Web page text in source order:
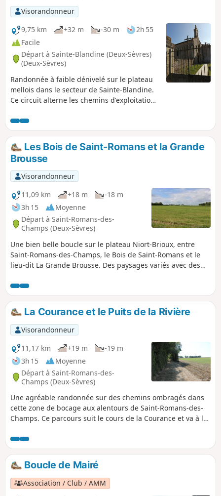
Visorandonneur
9,75 km
+32 m -30 m
2h 55
Facile
Départ à Sainte-Blandine (Deux-Sèvres)
(Deux-Sèvres)
Randonnée à faible dénivelé sur le plateau
mellois dans le secteur de Sainte-Blandine.
Ce circuit alterne les chemins d'exploitation
empruntées par les seuls riverains. Cette
randonnée peut permettre de voir des
baudets du Poitou lorsqu'ils sont dans les
pâtures ou des juments mulassières (en
plusieurs endroits du parcours).
Les Bois de Saint-Romans et la Grande
Brousse
Visorandonneur
11,09 km
+18 m
-18 m
3h 15
Moyenne
Départ à Saint-Romans-des-
Champs (Deux-Sèvres)
Une bien belle boucle sur le plateau Niort-Brioux, entre
Saint-Romans-des-Champs, le Bois de Saint-Romans et le
lieu-dit La Grande Brousse. Des paysages variés avec des
La Courance et le Puits de la Rivière
Visorandonneur
11,17 km
+19 m
-19 m
3h 15
Moyenne
Départ à Saint-Romans-des-
Champs (Deux-Sèvres)
Une agréable randonnée sur des chemins ombragés dans
cette zone de bocage aux alentours de Saint-Romans-des-
Champs. Ce parcours suit le cours de la Courance et va à la
hameaux favorisera une approche du bâti traditionnel.
Boucle de Mairé
Association / Club / AMM